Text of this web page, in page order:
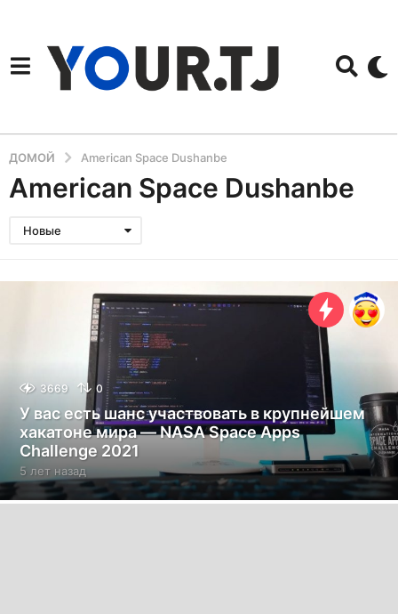
ДОМОЙ American Space Dushanbe
American Space Dushanbe
Новые
3669 0
У вас есть шанс участвовать в крупнейшем
хакатоне мира — NASA Space Apps
Challenge 2021
5 лет назад5
л
е